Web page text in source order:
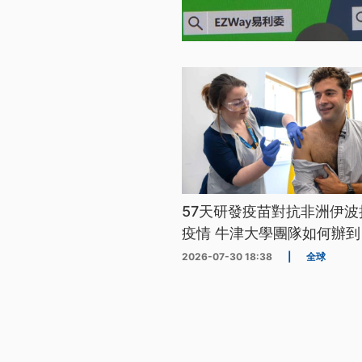
57天研發疫苗對抗非洲伊
疫情 牛津大學團隊如何辦
2026-07-30 18:38 全球